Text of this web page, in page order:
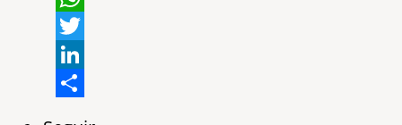
WhatsApp
Twitter
LinkedIn